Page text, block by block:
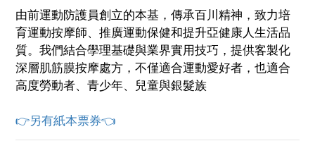
由前運動防護員創立的本基，傳承百川精神，致力培
育運動按摩師、推廣運動保健和提升亞健康人生活品
質。我們結合學理基礎與業界實用技巧，提供客製化
深層肌筋膜按摩處方，不僅適合運動愛好者，也適合
高度勞動者、青少年、兒童與銀髮族
👉另有紙本票券👈